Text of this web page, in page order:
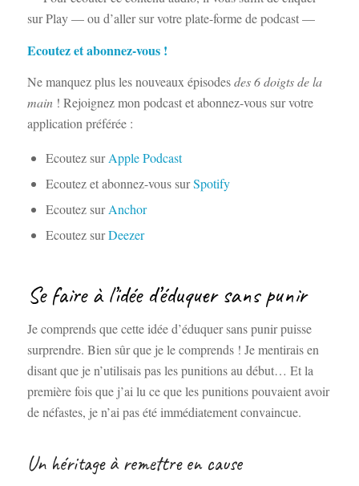
sur Play — ou d’aller sur votre plate-forme de podcast —
Ecoutez et abonnez-vous !
Ne manquez plus les nouveaux épisodesdes 6 doigts de la
main! Rejoignez mon podcast et abonnez-vous sur votre
application préférée :
Ecoutez surApple Podcast
Ecoutez et abonnez-vous surSpotify
Ecoutez surAnchor
Ecoutez surDeezer
Se faire à l’idée d’éduquer sans punir
Je comprends que cette idée d’éduquer sans punir puisse
surprendre. Bien sûr que je le comprends ! Je mentirais en
disant que je n’utilisais pas les punitions au début… Et la
première fois que j’ai lu ce que les punitions pouvaient avoir
de néfastes, je n’ai pas été immédiatement convaincue.
Un héritage à remettre en cause